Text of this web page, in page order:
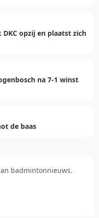
opzij en plaatst zich
na 7-1 winst
de baas
badmintonnieuws.